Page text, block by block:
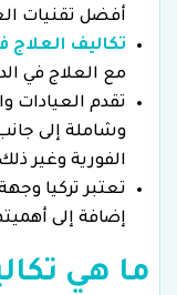
أفضل تقنيات
تكاليف العلاج
مع العلاج في
تقدم العيادات
وشاملة إلى
الفورية وغير
تعتبر تركيا
إضافة إلى
ما هي